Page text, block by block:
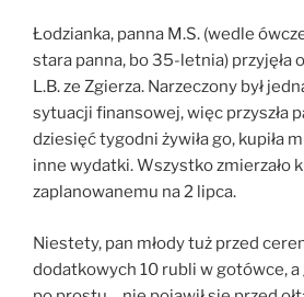
Łodzianka, panna M.S. (wedle
stara panna, bo 35-letnia) przyjęła
L.B. ze Zgierza. Narzeczony był
sytuacji finansowej, więc przyszła
dziesięć tygodni żywiła go, kupiła
inne wydatki. Wszystko zmierzało
zaplanowanemu na 2 lipca.
Niestety, pan młody tuż przed
dodatkowych 10 rubli w gotówce, a